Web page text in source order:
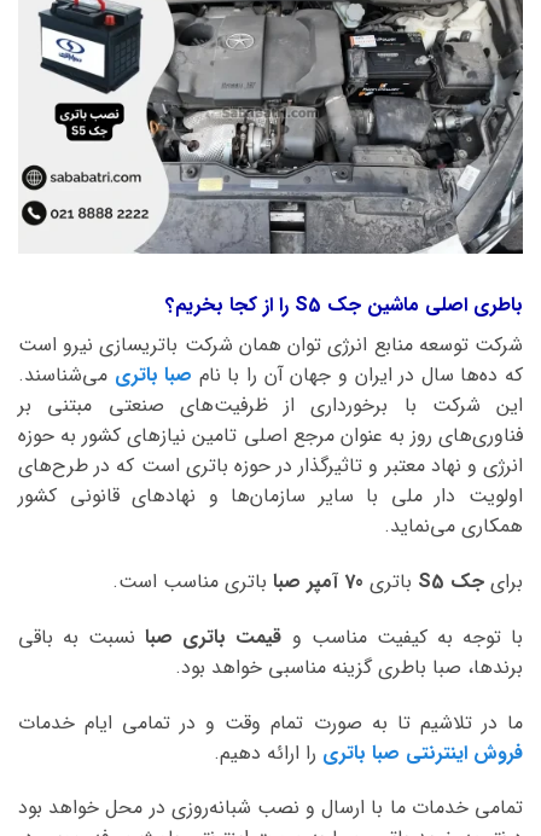
باطری اصلی ماشین جک S5 را از کجا بخریم؟
شرکت توسعه منابع انرژی توان همان شرکت باتریسازی نیرو است
که ده‌ها سال در ایران و جهان آن را با نام صبا باتری می‌شناسند.
این شرکت با برخورداری از ظرفیت‌های صنعتی مبتنی بر
فناوری‌های روز به عنوان مرجع اصلی تامین نیازهای کشور به حوزه
انرژی و نهاد معتبر و تاثیرگذار در حوزه باتری است که در طرح‌های
اولویت دار ملی با سایر سازمان‌ها و نهادهای قانونی کشور
همکاری می‌نماید.
برای جک S5 باتری
باتری مناسب است.
با توجه به کیفیت مناسب و قیمت باتری صبانسبت به باقی
برندها، صبا باطری گزینه مناسبی خواهد بود.
ما در تلاشیم تا به صورت تمام وقت و در تمامی ایام خدمات
فروش اینترنتی صبا باتری را ارائه دهیم.
تمامی خدمات ما با ارسال و نصب شبانه‌روزی در محل خواهد بود